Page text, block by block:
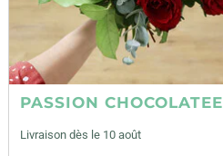
PASSION CHOCOLATEE
Livraison dès le 10 août